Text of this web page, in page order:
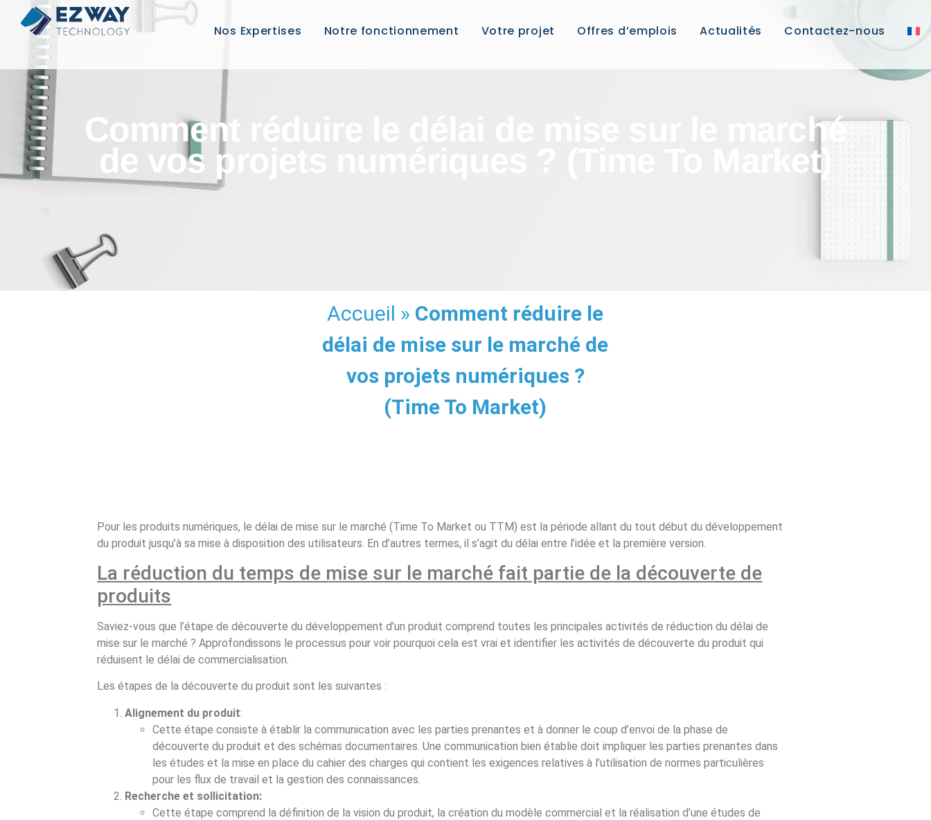
Nos Expertises Notre fonctionnement Votre projet Offres d’emplois Actualités Contactez-nous
Comment réduire le délai de mise sur le marché
de vos projets numériques ? (Time To Market)
Accueil » Comment réduire le
délai de mise sur le marché de
vos projets numériques ?
(Time To Market)
Pour les produits numériques, le délai de mise sur le marché (Time To Market ou TTM) est la période allant du tout début du développement
du produit jusqu’à sa mise à disposition des utilisateurs. En d’autres termes, il s’agit du délai entre l’idée et la première version.
La réduction du temps de mise sur le marché fait partie de la découverte de
produits
Saviez-vous que l’étape de découverte du développement d’un produit comprend toutes les principales activités de réduction du délai de
mise sur le marché ? Approfondissons le processus pour voir pourquoi cela est vrai et identifier les activités de découverte du produit qui
réduisent le délai de commercialisation.
Les étapes de la découverte du produit sont les suivantes :
Alignement du produit:
Cette étape consiste à établir la communication avec les parties prenantes et à donner le coup d’envoi de la phase de
découverte du produit et des schémas documentaires. Une communication bien établie doit impliquer les parties prenantes dans
les études et la mise en place du cahier des charges qui contient les exigences relatives à l’utilisation de normes particulières
pour les flux de travail et la gestion des connaissances.
Recherche et sollicitation:
Cette étape comprend la définition de la vision du produit, la création du modèle commercial et la réalisation d’une études de